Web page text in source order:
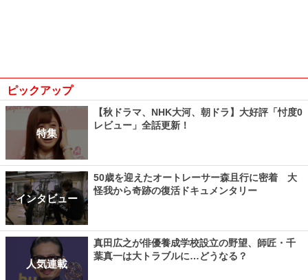
ピックアップ
特集
【秋ドラマ、NHK大河、朝ドラ】大好評「忖度0
レビュー」全話更新！
インタビュー
50歳を迎えたオートレーサー森且行に密着 大
怪我から奇跡の復活ドキュメンタリー
人気連載
真田広之が俳優養成学校設立の野望、師匠・千
葉真一は大トラブルに…どうなる？